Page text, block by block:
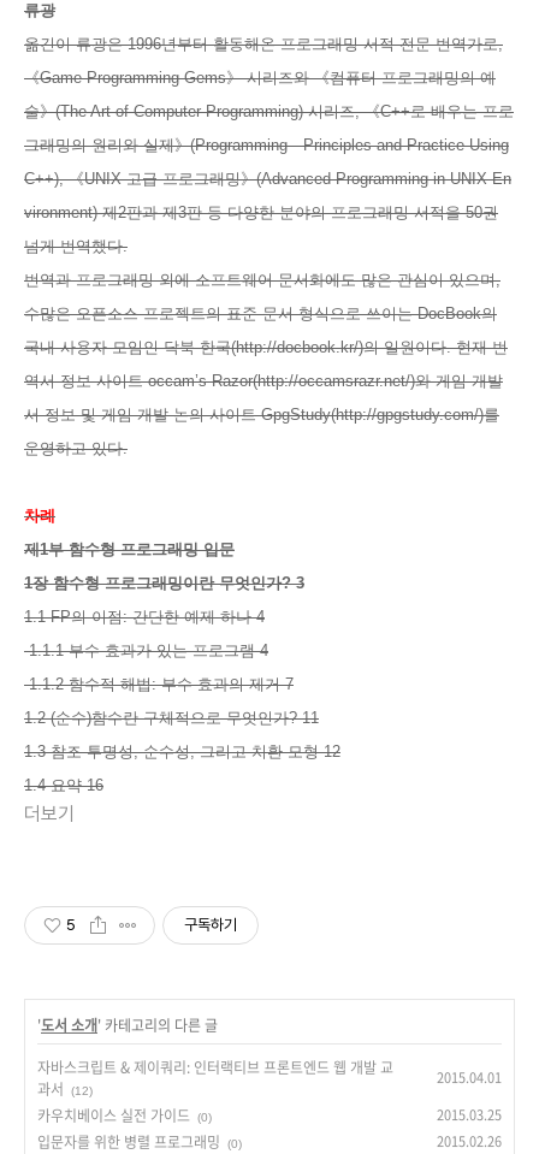
류광
옮긴이 류광은 1996년부터 활동해온 프로그래밍 서적 전문 번역가로,
《Game Programming Gems》 시리즈와 《컴퓨터 프로그래밍의 예
술》(The Art of Computer Programming) 시리즈, 《C++로 배우는 프로
그래밍의 원리와 실제》(Programming—Principles and Practice Using
C++), 《UNIX 고급 프로그래밍》(Advanced Programming in UNIX En
vironment) 제2판과 제3판 등 다양한 분야의 프로그래밍 서적을 50권
넘게 번역했다.
번역과 프로그래밍 외에 소프트웨어 문서화에도 많은 관심이 있으며,
수많은 오픈소스 프로젝트의 표준 문서 형식으로 쓰이는 DocBook의
국내 사용자 모임인 닥북 한국(http://docbook.kr/)의 일원이다. 현재 번
역서 정보 사이트 occam’s Razor(http://occamsrazr.net/)와 게임 개발
서 정보 및 게임 개발 논의 사이트 GpgStudy(http://gpgstudy.com/)를
운영하고 있다.
차례
제1부 함수형 프로그래밍 입문
1장 함수형 프로그래밍이란 무엇인가? 3
1.1 FP의 이점: 간단한 예제 하나 4
1.1.1 부수 효과가 있는 프로그램 4
1.1.2 함수적 해법: 부수 효과의 제거 7
1.2 (순수)함수란 구체적으로 무엇인가? 11
1.3 참조 투명성, 순수성, 그리고 치환 모형 12
1.4 요약 16
더보기
5 구독하기
'도서 소개' 카테고리의 다른 글
자바스크립트 & 제이쿼리: 인터랙티브 프론트엔드 웹 개발 교
과서
(12)
2015.04.01
카우치베이스 실전 가이드 (0) 2015.03.25
입문자를 위한 병렬 프로그래밍 (0) 2015.02.26